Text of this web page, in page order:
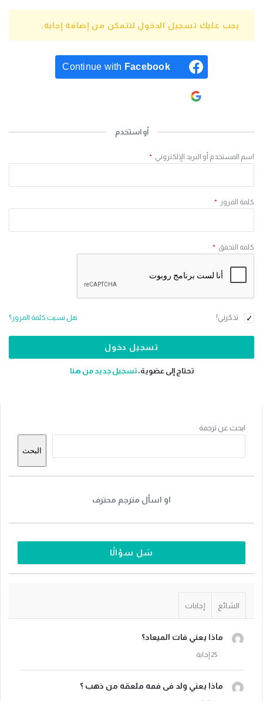
يجب عليك تسجيل الدخول لتتمكن من إضافة إجابة.
Continue with Facebook
أو استخدم
اسم المستخدم أو البريد الإلكتروني *
كلمة المرور *
كلمة التحقق *
تذكرني! هل نسيت كلمة المرور؟
تحتاج إلى عضوية، ‫تسجيل جديد من هنا
الجانبية
ابحث عن ترجمة
البحث
او اسأل مترجم محترف
سَل سؤالًا
الشائع إجابات
ماذا يعني فات الميعاد؟
ماذا يعني ولد فى فمه ملعقه من ذهب ؟